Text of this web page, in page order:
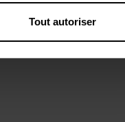
Tout autoriser
Nouveauté